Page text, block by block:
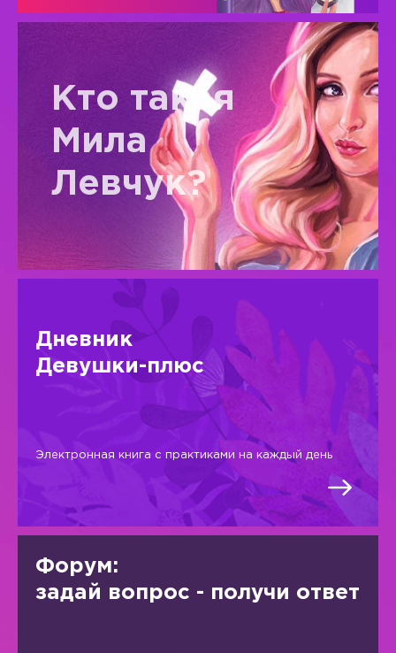
Кто такая
Мила
Левчук?
Дневник
Девушки-плюс
Электронная книга с практиками на каждый день
Форум:
задай вопрос - получи ответ